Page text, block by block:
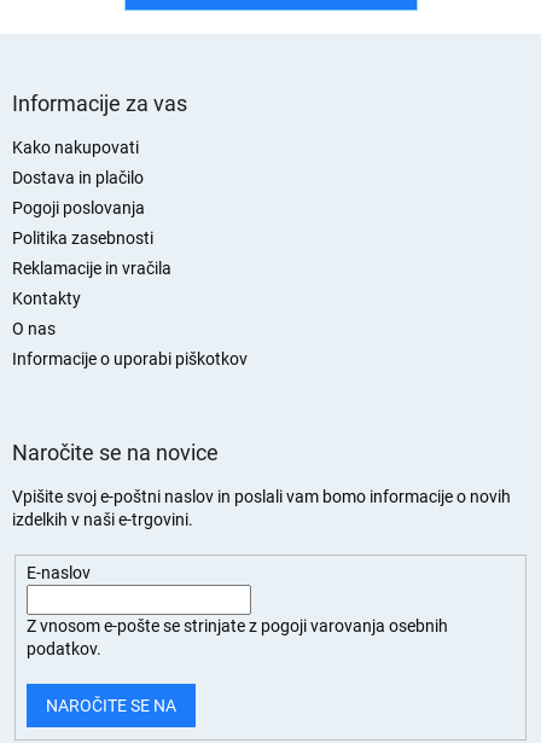
Informacije za vas
Kako nakupovati
Dostava in plačilo
Pogoji poslovanja
Politika zasebnosti
Reklamacije in vračila
Kontakty
O nas
Informacije o uporabi piškotkov
Naročite se na novice
Vpišite svoj e-poštni naslov in poslali vam bomo informacije o novih
izdelkih v naši e-trgovini.
E-naslov
Z vnosom e-pošte se strinjate z pogoji varovanja osebnih
podatkov.
NAROČITE SE NA